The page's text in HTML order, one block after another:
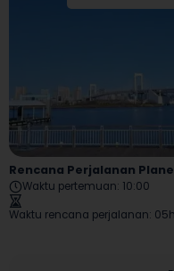
Waktu pertemuan: 10:00
Waktu rencana perjalanan: